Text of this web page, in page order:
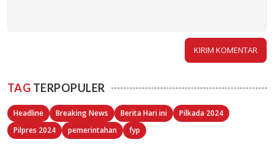
TAG TERPOPULER
Headline Breaking News Berita Hari ini
Pilkada 2024
Pilpres 2024
pemerintahan fyp